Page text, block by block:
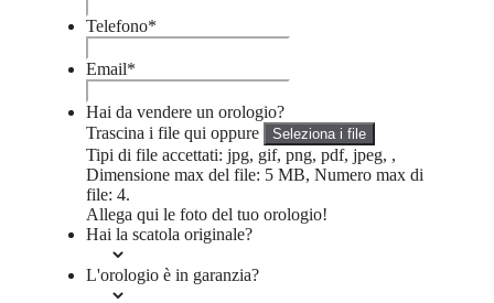
Telefono*
Email*
Hai da vendere un orologio?
Trascina i file qui oppure
Seleziona i file
Tipi di file accettati: jpg, gif, png, pdf, jpeg, ,
Dimensione max del file: 5 MB, Numero max di
file: 4.
Allega qui le foto del tuo orologio!
Hai la scatola originale?
L'orologio è in garanzia?